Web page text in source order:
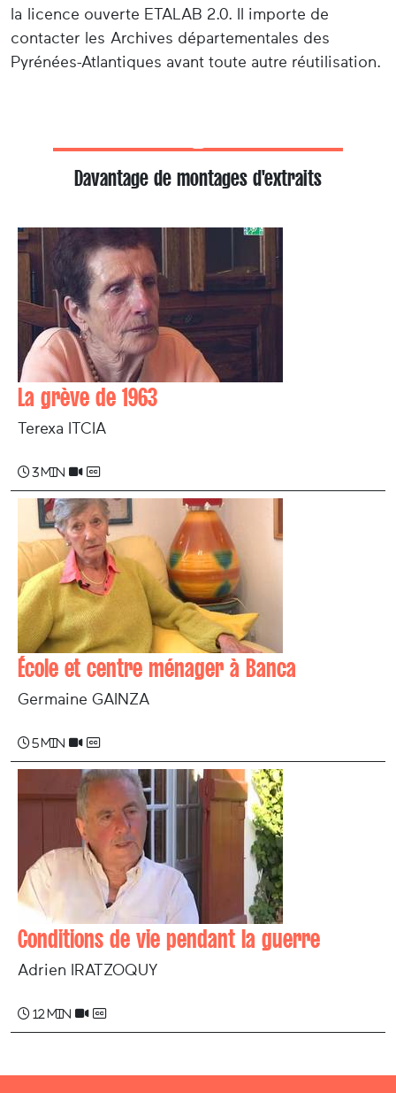
la licence ouverte ETALAB 2.0. Il importe de
contacter les Archives départementales des
Pyrénées-Atlantiques avant toute autre réutilisation.
Davantage de montages d'extraits
La grève de 1963
Terexa ITCIA
3 min
École et centre ménager à Banca
Germaine GAINZA
5 min
Conditions de vie pendant la guerre
Adrien IRATZOQUY
12 min